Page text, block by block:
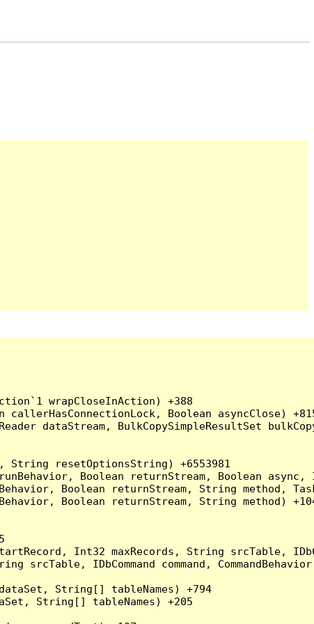
wrapCloseInAction) +388
callerHasConnectionLock, Boolean asyncClose)
dataStream, BulkCopySimpleResultSet
String resetOptionsString) +6553981
Boolean returnStream, Boolean
Boolean returnStream, String method,
Boolean returnStream, String method)
Int32 maxRecords, String srcTable,
srcTable, IDbCommand command,
String[] tableNames) +794
String[] tableNames) +205